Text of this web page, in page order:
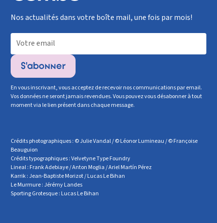
Nos actualités dans votre boîte mail, une fois par mois!
En vous inscrivant, vous acceptez de recevoir nos communications par email.
Vos données ne seront jamais revendues. Vous pouvez vous désabonner à tout
moment via le lien présent dans chaque message.
Crédits photographiques : © Julie Vandal / © Léonor Lumineau / © Françoise
Beauguion
Crédits typographiques : Velvetyne Type Foundry
Lineal : Frank Adebiaye / Anton Moglia / Ariel Martín Pérez
Karrik : Jean-Baptiste Morizot / Lucas Le Bihan
Le Murmure : Jérémy Landes
Sporting Grotesque : Lucas Le Bihan